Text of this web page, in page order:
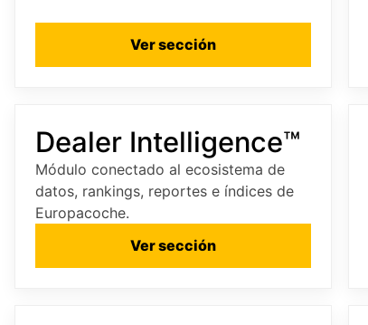
Ver sección
Dealer Intelligence™
Módulo conectado al ecosistema de
datos, rankings, reportes e índices de
Europacoche.
Ver sección